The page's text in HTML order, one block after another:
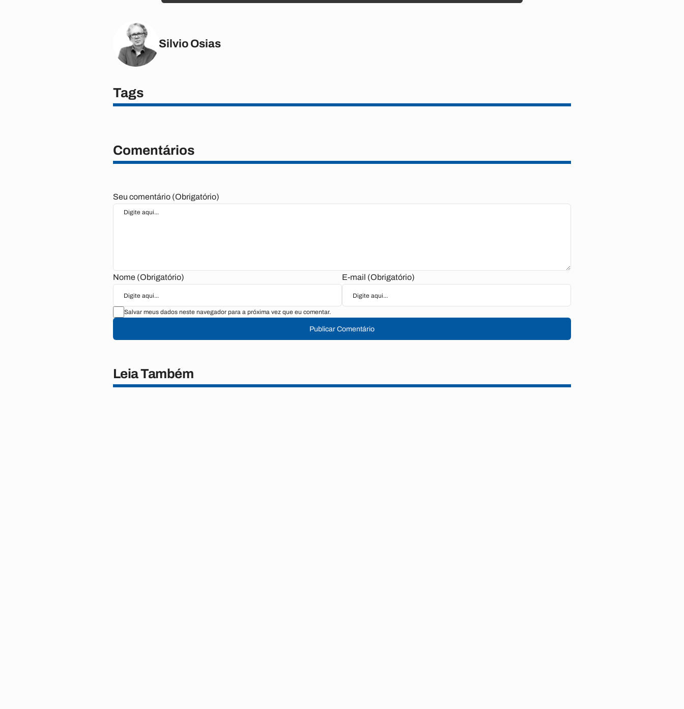
Silvio Osias
Tags
Comentários
Seu comentário (Obrigatório)
Nome (Obrigatório) E-mail (Obrigatório)
Salvar meus dados neste navegador para a próxima vez que eu comentar.
Publicar Comentário
Leia Também